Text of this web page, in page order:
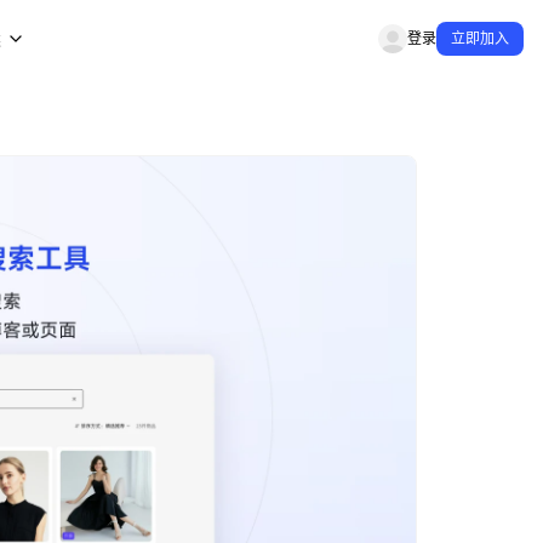
登录 立即加入